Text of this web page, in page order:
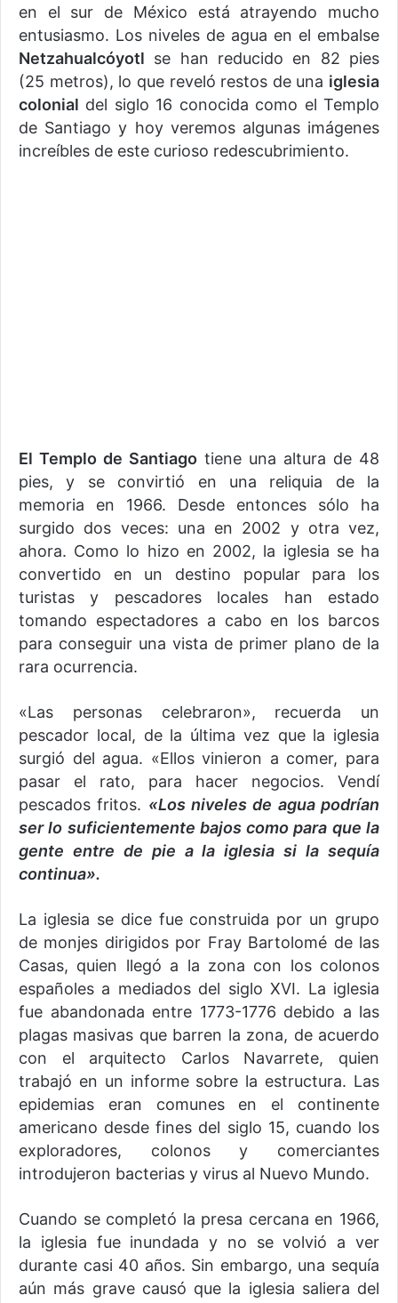
en el sur de México está atrayendo mucho
entusiasmo. Los niveles de agua en el embalse
Netzahualcóyotl se han reducido en 82 pies
(25 metros), lo que reveló restos de una iglesia
colonial del siglo 16 conocida como el Templo
de Santiago y hoy veremos algunas imágenes
increíbles de este curioso redescubrimiento.
El Templo de Santiago tiene una altura de 48
pies, y se convirtió en una reliquia de la
memoria en 1966. Desde entonces sólo ha
surgido dos veces: una en 2002 y otra vez,
ahora. Como lo hizo en 2002, la iglesia se ha
convertido en un destino popular para los
turistas y pescadores locales han estado
tomando espectadores a cabo en los barcos
para conseguir una vista de primer plano de la
rara ocurrencia.
«Las personas celebraron», recuerda un
pescador local, de la última vez que la iglesia
surgió del agua. «Ellos vinieron a comer, para
pasar el rato, para hacer negocios. Vendí
pescados fritos. «Los niveles de agua podrían
ser lo suficientemente bajos como para que la
gente entre de pie a la iglesia si la sequía
continua».
La iglesia se dice fue construida por un grupo
de monjes dirigidos por Fray Bartolomé de las
Casas, quien llegó a la zona con los colonos
españoles a mediados del siglo XVI. La iglesia
fue abandonada entre 1773-1776 debido a las
plagas masivas que barren la zona, de acuerdo
con el arquitecto Carlos Navarrete, quien
trabajó en un informe sobre la estructura. Las
epidemias eran comunes en el continente
americano desde fines del siglo 15, cuando los
exploradores, colonos y comerciantes
introdujeron bacterias y virus al Nuevo Mundo.
Cuando se completó la presa cercana en 1966,
la iglesia fue inundada y no se volvió a ver
durante casi 40 años. Sin embargo, una sequía
aún más grave causó que la iglesia saliera del